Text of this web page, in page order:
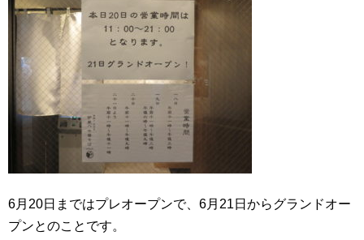
6月20日まではプレオープンで、6月21日からグランドオー
プンとのことです。